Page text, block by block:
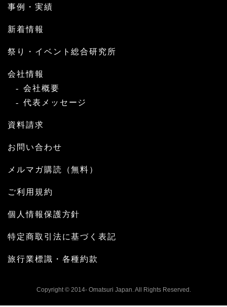
事例・実績
新着情報
祭り・イベント総合研究所
会社情報
会社概要
代表メッセージ
資料請求
お問い合わせ
メルマガ購読（無料）
ご利用規約
個人情報保護方針
特定商取引法に基づく表記
旅行業標識・各種約款
Copyright © 2014- Omatsuri Japan. All Rights Reserved.